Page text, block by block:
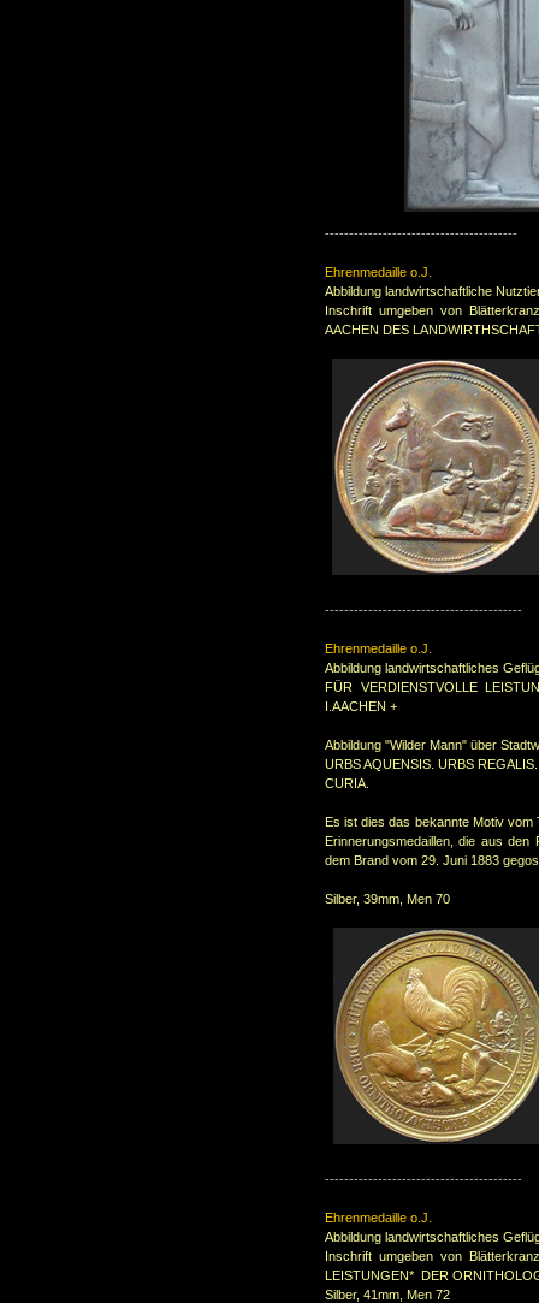
----------------------------------------
Ehrenmedaille o.J.
Abbildung landwirtschaftliche
Inschrift umgeben von
AACHEN DES
-----------------------------------------
Ehrenmedaille o.J.
Abbildung landwirtschaftliches
FÜR VERDIENSTVOLLE
I.AACHEN +
Abbildung "Wilder Mann" über
URBS AQUENSIS. URBS
CURIA.
Es ist dies das bekannte Motiv
Erinnerungsmedaillen, die aus
dem Brand vom 29. Juni 1883
Silber, 39mm, Men 70
-----------------------------------------
Ehrenmedaille o.J.
Abbildung landwirtschaftliches
Inschrift umgeben von
LEISTUNGEN* DER
Silber, 41mm, Men 72